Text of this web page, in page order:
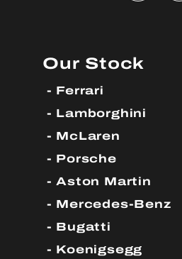
Our Stock
Ferrari
Lamborghini
McLaren
Porsche
Aston Martin
Mercedes-Benz
Bugatti
Koenigsegg